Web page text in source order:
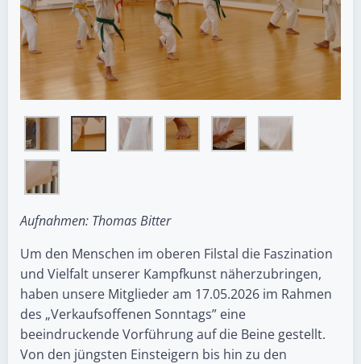
Aufnahmen: Thomas Bitter
Um den Menschen im oberen Filstal die Faszination
und Vielfalt unserer Kampfkunst näherzubringen,
haben unsere Mitglieder am 17.05.2026 im Rahmen
des „Verkaufsoffenen Sonntags” eine
beeindruckende Vorführung auf die Beine gestellt.
Von den jüngsten Einsteigern bis hin zu den